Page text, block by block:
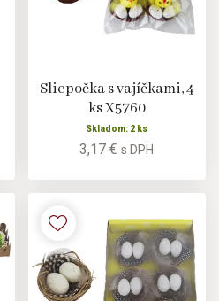
Sliepočka s vajíčkami, 4
ks X5760
Skladom: 2 ks
3,17 €s DPH